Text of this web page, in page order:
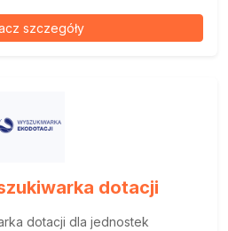
szczegóły
dotacji
dotacji dla jednostek